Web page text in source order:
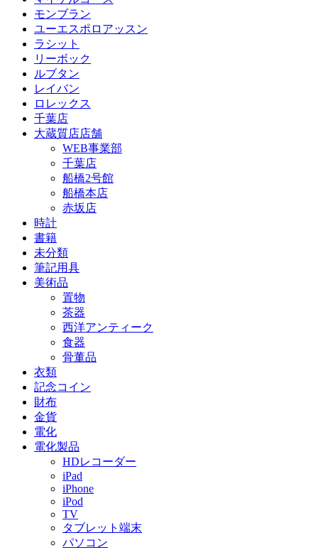
モンブラン
ユーエスポロアッスン
ラシット
リーボック
ルブタン
レイバン
ロレックス
千葉店
大蔵質店店舗
WEB事業部
千葉店
船橋2号館
船橋本店
赤坂店
時計
書籍
未分類
筆記用具
美術品
置物
茶器
西洋アンティーク
食器
骨董品
衣類
記念コイン
財布
金貨
電化
電化製品
HDレコーダー
iPad
iPhone
iPod
TV
タブレット端末
パソコン